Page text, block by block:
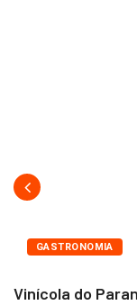
GASTRONOMIA
Vinícola do